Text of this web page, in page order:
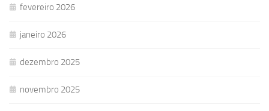
fevereiro 2026
janeiro 2026
dezembro 2025
novembro 2025